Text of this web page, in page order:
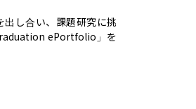
出し合い、課題研究に挑
ePortfolio」を